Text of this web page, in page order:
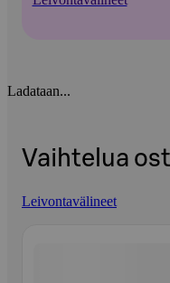
Ladataan...
Vaihtelua
Leivontavälineet